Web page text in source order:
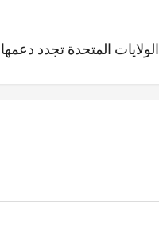
الولايات المتحدة تجدد